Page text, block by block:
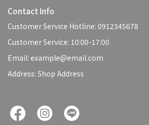
Contact Info
Customer Service Hotline: 0912345678
Customer Service: 10:00-17:00
Email: example@email.com
Address: Shop Address